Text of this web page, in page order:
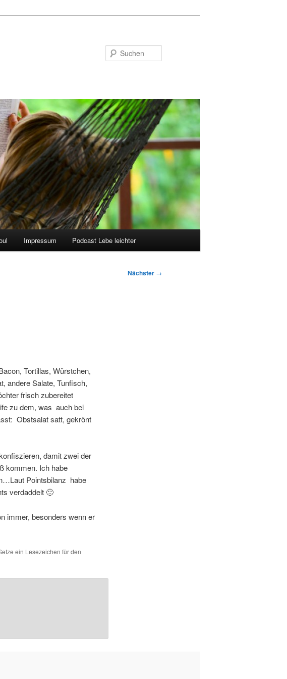
Impressum Podcast Lebe leichter
Nächster →
Tortillas, Würstchen,
andere Salate, Tunfisch,
frisch zubereitet
zu dem, was auch bei
Obstsalat satt, gekrönt
damit zwei der
kommen. Ich habe
Pointsbilanz habe
verdaddelt 🙂
immer, besonders wenn er
ein Lesezeichen für den